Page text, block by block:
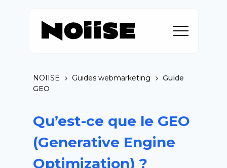
NOIISE Guides webmarketing
Guide
GEO
Qu’est-ce que le GEO
(Generative Engine
Optimization) ?